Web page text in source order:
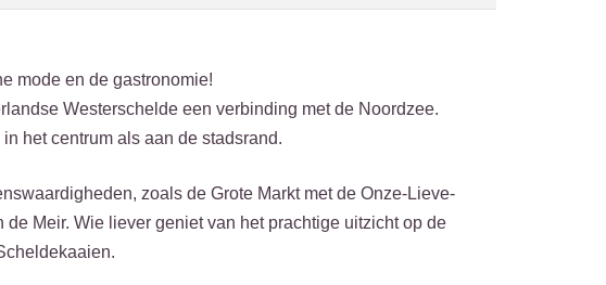
mode en de gastronomie!
Westerschelde een verbinding met de Noordzee.
het centrum als aan de stadsrand.
zoals de Grote Markt met de Onze-Lieve-
Meir. Wie liever geniet van het prachtige uitzicht op de